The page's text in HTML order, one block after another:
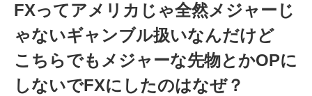
FXってアメリカじゃ全然メジャーじ
ゃないギャンブル扱いなんだけど
こちらでもメジャーな先物とかOPに
しないでFXにしたのはなぜ？